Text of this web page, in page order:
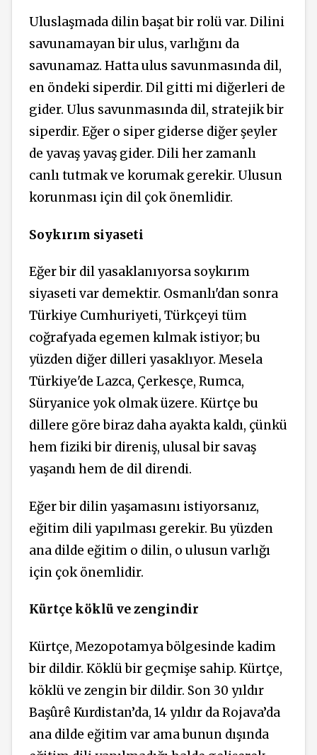
Uluslaşmada dilin başat bir rolü var. Dilini
savunamayan bir ulus, varlığını da
savunamaz. Hatta ulus savunmasında dil,
en öndeki siperdir. Dil gitti mi diğerleri de
gider. Ulus savunmasında dil, stratejik bir
siperdir. Eğer o siper giderse diğer şeyler
de yavaş yavaş gider. Dili her zamanlı
canlı tutmak ve korumak gerekir. Ulusun
korunması için dil çok önemlidir.
Soykırım siyaseti
Eğer bir dil yasaklanıyorsa soykırım
siyaseti var demektir. Osmanlı'dan sonra
Türkiye Cumhuriyeti, Türkçeyi tüm
coğrafyada egemen kılmak istiyor; bu
yüzden diğer dilleri yasaklıyor. Mesela
Türkiye'de Lazca, Çerkesçe, Rumca,
Süryanice yok olmak üzere. Kürtçe bu
dillere göre biraz daha ayakta kaldı, çünkü
hem fiziki bir direniş, ulusal bir savaş
yaşandı hem de dil direndi.
Eğer bir dilin yaşamasını istiyorsanız,
eğitim dili yapılması gerekir. Bu yüzden
ana dilde eğitim o dilin, o ulusun varlığı
için çok önemlidir.
Kürtçe köklü ve zengindir
Kürtçe, Mezopotamya bölgesinde kadim
bir dildir. Köklü bir geçmişe sahip. Kürtçe,
köklü ve zengin bir dildir. Son 30 yıldır
Başûrê Kurdistan’da, 14 yıldır da Rojava’da
ana dilde eğitim var ama bunun dışında